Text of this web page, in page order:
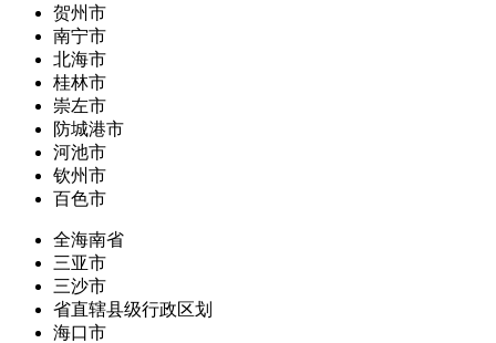
贺州市
南宁市
北海市
桂林市
崇左市
防城港市
河池市
钦州市
百色市
全海南省
三亚市
三沙市
省直辖县级行政区划
海口市